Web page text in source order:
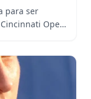
para ser
Open